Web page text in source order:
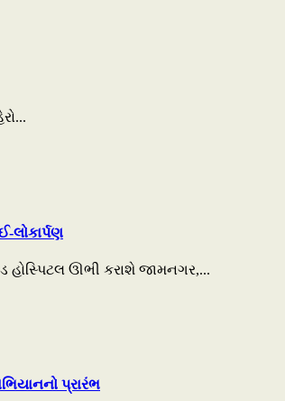
લોકાર્પણ
હોસ્પિટલ ઊભી કરાશે જામનગર,...
પ્રારંભ